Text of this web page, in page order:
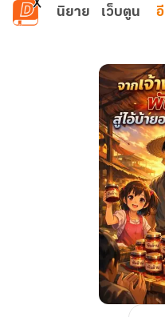
ข้ามไปยังเนื้อหาหลัก
นิยาย เว็บตูน